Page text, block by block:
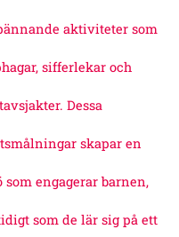
aktiviteter som
sifferlekar och
Dessa
skapar en
engagerar barnen,
som de lär sig på ett